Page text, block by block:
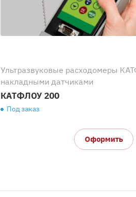
Ультразвуковые расходомеры
накладными датчиками
КАТФЛОУ 200
Под заказ
Оформить